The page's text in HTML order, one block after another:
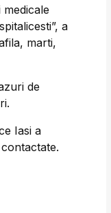
a
marti,
de
Iasi a